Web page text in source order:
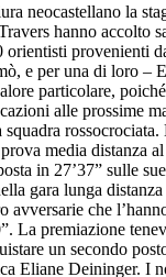
neocastellano la
hanno accolto
orientisti provenienti
e per una di loro –
particolare,
alle prossime
media distanza
in 27’37” sulle
gara lunga
avversarie che
La premiazione
un secondo
Eliane Deininger. I